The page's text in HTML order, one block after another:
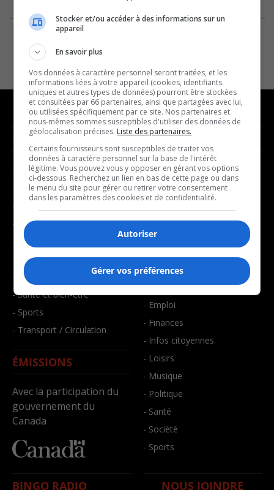
NOUVELLES
- Affaires municipales
- Communauté / Social
- Culture
- Économie
- Éducation
- Environnement
- Faits divers
- Santé et bien-être
- Sports
- Transport / Circulation
ÉMISSIONS
Avec la participation du
gouvernement du
Canada
MUSIQUE
- Décompte franco
- Joué récemment
BALADOS
- Art de vivre
- Bien-être
- Emploi
- Finances
- Infos citoyennes
- Loisirs
- Musique
- Politique
- Santé
- Société
- Sports
BINGO RADIO NOUS JOINDRE
Stocker et/ou accéder à des informations sur un
appareil
En savoir plus
Vos données à caractère personnel seront traitées, et les
informations liées à votre appareil (cookies, identifiants
uniques et autres types de données) pourront être stockées
et consultées par 66 partenaires, ainsi que partagées avec lui,
ou utilisées spécifiquement par ce site. Nos partenaires et
nous-mêmes sommes susceptibles d'utiliser des données de
géolocalisation précises. Liste des partenaires.
Certains fournisseurs sont susceptibles de traiter vos
données à caractère personnel sur la base de l'intérêt
légitime. Vous pouvez vous y opposer en gérant vos options
ci-dessous. Recherchez un lien en bas de cette page ou dans
le menu du site pour gérer ou retirer votre consentement
dans les paramètres des cookies et de confidentialité.
Autoriser
Gérer vos préférences